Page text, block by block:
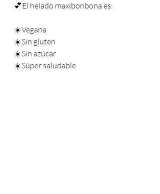
💕El helado maxibonbona es:
☀️Vegana
☀️Sin gluten
☀️Sin azúcar
☀️Súper saludable